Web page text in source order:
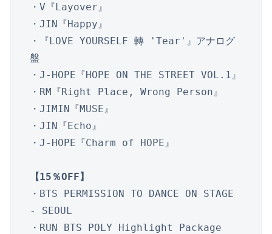
・V『Layover』
・JIN『Happy』
・『LOVE YOURSELF 轉 'Tear'』アナログ
盤
・J-HOPE『HOPE ON THE STREET VOL.1』
・RM『Right Place, Wrong Person』
・JIMIN『MUSE』
・JIN『Echo』
・J-HOPE『Charm of HOPE』
【15％OFF】
・BTS PERMISSION TO DANCE ON STAGE
- SEOUL
・RUN BTS POLY Highlight Package